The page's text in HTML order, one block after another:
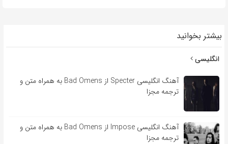
بیشتر بخوانید
انگلیسی
آهنگ انگلیسی Specter از Bad Omens به همراه متن و
ترجمه مجزا
آهنگ انگلیسی Impose از Bad Omens به همراه متن و
ترجمه مجزا